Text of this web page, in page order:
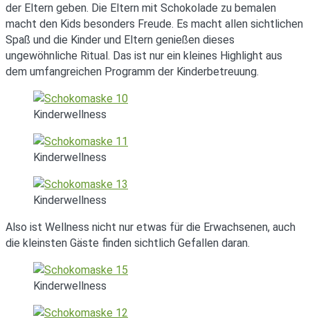
der Eltern geben. Die Eltern mit Schokolade zu bemalen
macht den Kids besonders Freude. Es macht allen sichtlichen
Spaß und die Kinder und Eltern genießen dieses
ungewöhnliche Ritual. Das ist nur ein kleines Highlight aus
dem umfangreichen Programm der Kinderbetreuung.
Kinderwellness
Kinderwellness
Kinderwellness
Also ist Wellness nicht nur etwas für die Erwachsenen, auch
die kleinsten Gäste finden sichtlich Gefallen daran.
Kinderwellness